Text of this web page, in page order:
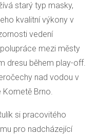
starý typ masky,
kvalitní výkony v
vedení
mezi městy
dresu během play-off.
nad vodou v
Kometě Brno.
si pracovitého
pro nadcházející